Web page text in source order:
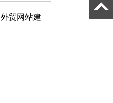
外贸网站建